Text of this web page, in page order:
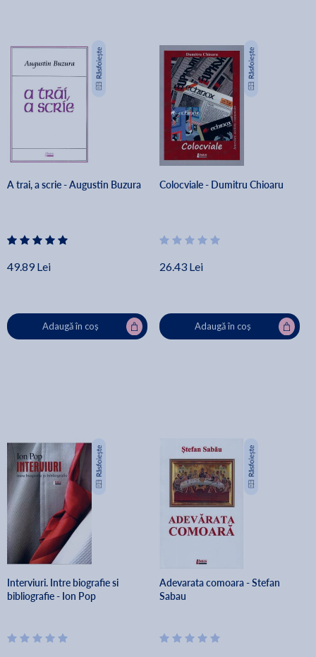
A trai, a scrie - Augustin Buzura
49.89 Lei
Adaugă în coș
Colocviale - Dumitru Chioaru
26.43 Lei
Adaugă în coș
Interviuri. Intre biografie si
bibliografie - Ion Pop
Adevarata comoara - Stefan
Sabau